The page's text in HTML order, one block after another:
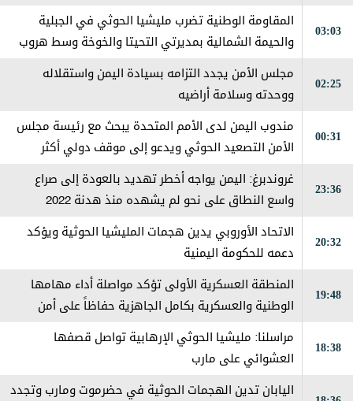
03:03
المقاومة الوطنية تضرب مليشيا الحوثي في الجبلية
والحيمة الشمالية بمديرتي التحيتا والخوخة وسط هروب
02:25
مجلس الأمن يجدد التزامه بسيادة اليمن واستقلاله
ووحدته وسلامة أراضيه
00:31
مندوب اليمن لدى الأمم المتحدة يبحث مع رئيسة مجلس
الأمن التصعيد الحوثي ويدعو إلى موقف دولي أكثر
23:36
غروندبرغ: اليمن يواجه أخطر تهديد بالعودة إلى صراع
واسع النطاق على نحو لم يشهده منذ هدنة 2022
20:32
الاتحاد الأوروبي يدين هجمات المليشيا الحوثية ويؤكد
دعمه للحكومة اليمنية
19:48
المنطقة العسكرية الأولى تؤكد مواصلة أداء مهامها
الوطنية والعسكرية بكامل الجاهزية حفاظاً على أمن
18:38
مراسلنا: مليشيا الحوثي الإرهابية تواصل قصفها
العشوائي على مارب
اليابان تدين الهجمات الحوثية في حضرموت ومارب وتجدد